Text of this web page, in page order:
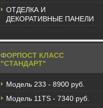
ОТДЕЛКА И
ДЕКОРАТИВНЫЕ ПАНЕЛИ
ФОРПОСТ КЛАСС
"СТАНДАРТ"
Модель 233 - 8900 руб.
Модель 11TS - 7340 руб.